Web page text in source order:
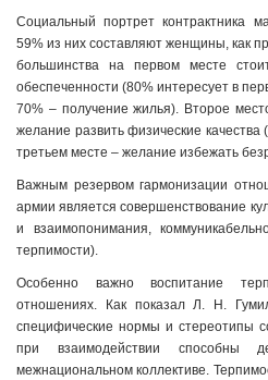
Социальный портрет контрактника
59% из них составляют женщины, как
большинства на первом месте
обеспеченности (80% интересует в
70% – получение жилья). Второе
желание развить физические
третьем месте – желание избежать
Важным резервом гармонизации
армии является совершенствование
и взаимопонимания,
терпимости).
Особенно важно воспитание
отношениях. Как показал Л. Н.
специфические нормы и стереотипы
при взаимодействии способны
межнациональном коллективе.